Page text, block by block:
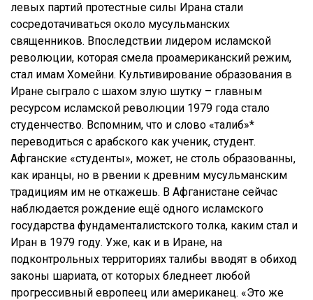
левых партий протестные силы Ирана стали
сосредотачиваться около мусульманских
священников. Впоследствии лидером исламской
революции, которая смела проамериканский режим,
стал имам Хомейни. Культивирование образования в
Иране сыграло с шахом злую шутку – главным
ресурсом исламской революции 1979 года стало
студенчество. Вспомним, что и слово «талиб»*
переводиться с арабского как ученик, студент.
Афганские «студенты», может, не столь образованны,
как иранцы, но в рвении к древним мусульманским
традициям им не откажешь. В Афганистане сейчас
наблюдается рождение ещё одного исламского
государства фундаменталистского толка, каким стал и
Иран в 1979 году. Уже, как и в Иране, на
подконтрольных территориях талибы вводят в обиход
законы шариата, от которых бледнеет любой
прогрессивный европеец или американец. «Это же